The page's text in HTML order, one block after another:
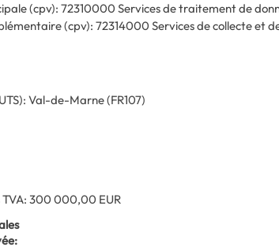
(cpv): 72310000 Services de traitement de
(cpv): 72314000 Services de collecte et
: Val-de-Marne(FR107)
: 300 000,00 EUR
: